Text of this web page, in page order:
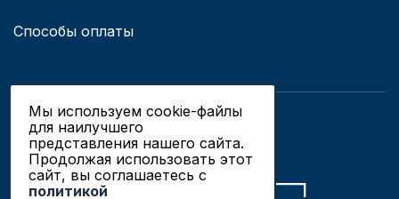
Способы оплаты
© 2019 - 2026 ООО «Сианово»
Политика конфиденциальности
Разработка сайтов в Новосибирске
Мы используем cookie-файлы
для наилучшего
представления нашего сайта.
Продолжая использовать этот
сайт, вы соглашаетесь c
политикой